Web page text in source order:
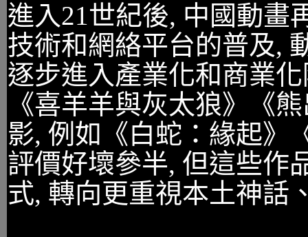
進入21世紀後, 中國動畫
技術和網絡平台的普及,
逐步進入產業化和商業
《喜羊羊與灰太狼》《
影, 例如《白蛇：緣起》
評價好壞參半, 但這些作
式, 轉向更重視本土神話